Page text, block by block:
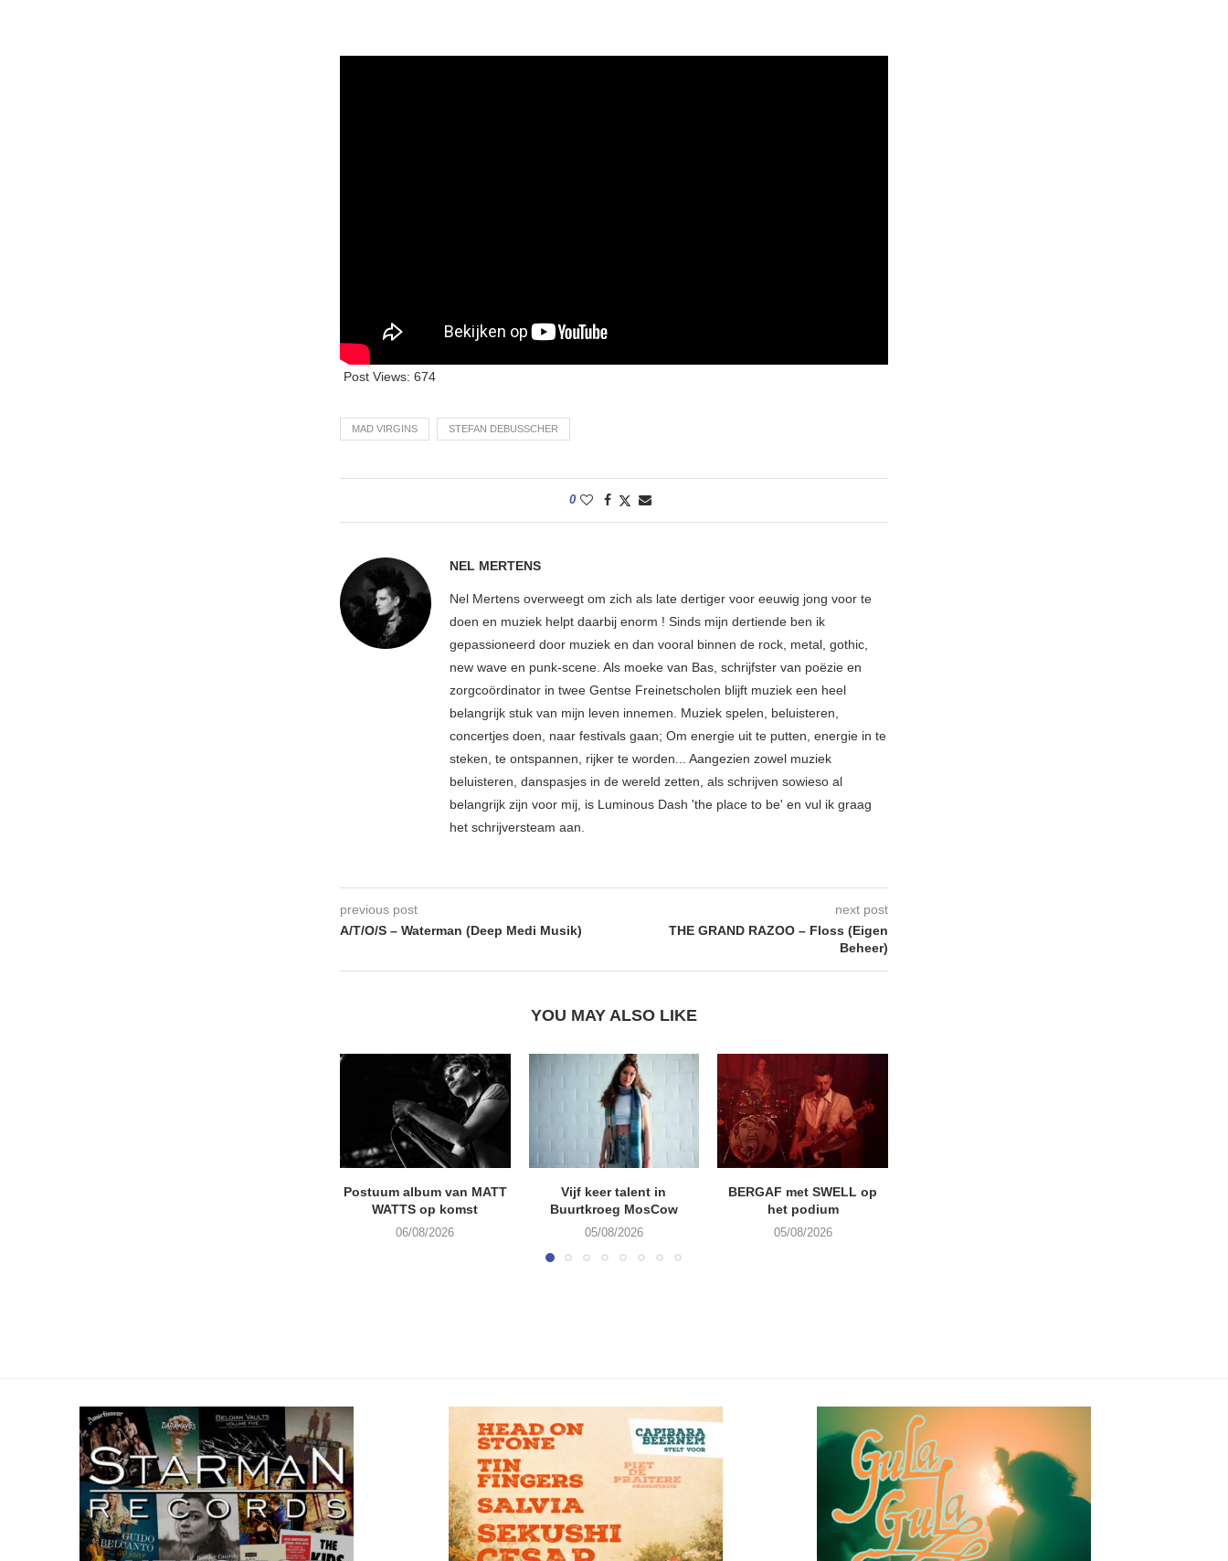
Post Views: 674
MAD VIRGINS STEFAN DEBUSSCHER
0
NEL MERTENS
Nel Mertens overweegt om zich als late dertiger voor eeuwig jong voor te
doen en muziek helpt daarbij enorm ! Sinds mijn dertiende ben ik
gepassioneerd door muziek en dan vooral binnen de rock, metal, gothic,
new wave en punk-scene. Als moeke van Bas, schrijfster van poëzie en
zorgcoördinator in twee Gentse Freinetscholen blijft muziek een heel
belangrijk stuk van mijn leven innemen. Muziek spelen, beluisteren,
concertjes doen, naar festivals gaan; Om energie uit te putten, energie in te
steken, te ontspannen, rijker te worden... Aangezien zowel muziek
beluisteren, danspasjes in de wereld zetten, als schrijven sowieso al
belangrijk zijn voor mij, is Luminous Dash 'the place to be' en vul ik graag
het schrijversteam aan.
previous post
A/T/O/S – Waterman (Deep Medi Musik)
next post
THE GRAND RAZOO – Floss (Eigen
Beheer)
YOU MAY ALSO LIKE
Postuum album van MATT
WATTS op komst
06/08/2026
Vijf keer talent in
Buurtkroeg MosCow
05/08/2026
BERGAF met SWELL op
het podium
05/08/2026